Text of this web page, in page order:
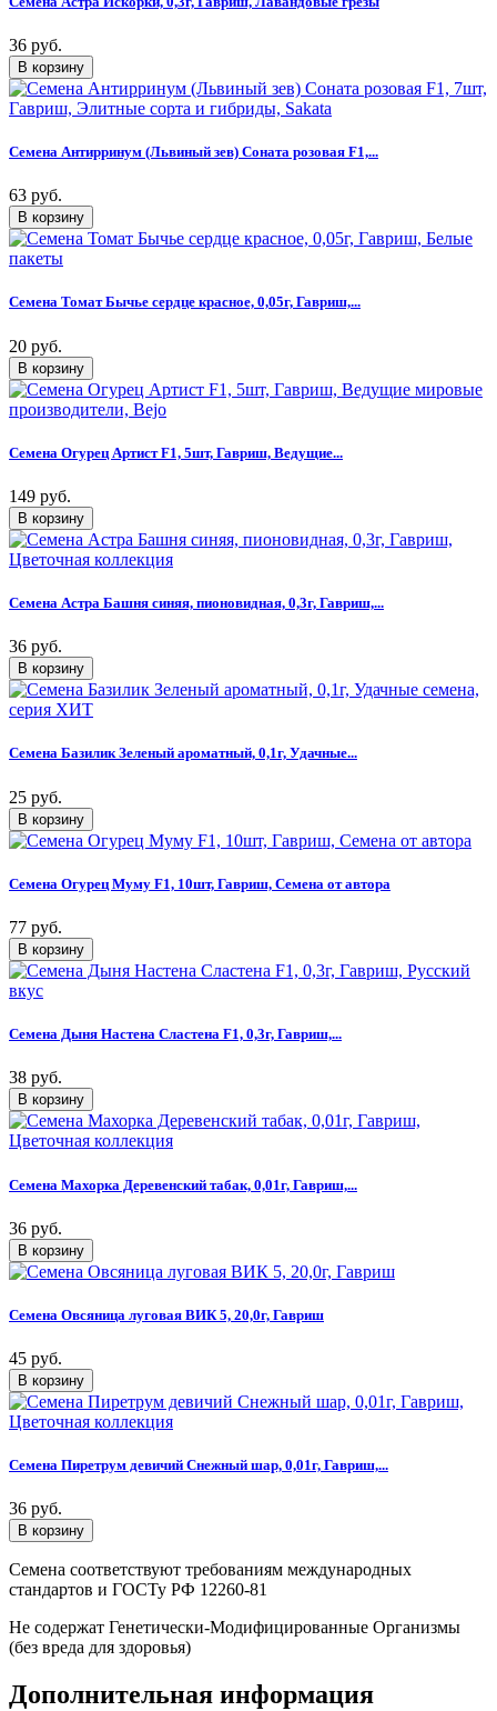
36 руб.
Семена Антирринум (Львиный зев) Соната розовая F1,...
63 руб.
Семена Томат Бычье сердце красное, 0,05г, Гавриш,...
20 руб.
Семена Огурец Артист F1, 5шт, Гавриш, Ведущие...
149 руб.
Семена Астра Башня синяя, пионовидная, 0,3г, Гавриш,...
36 руб.
Семена Базилик Зеленый ароматный, 0,1г, Удачные...
25 руб.
Семена Огурец Муму F1, 10шт, Гавриш, Семена от автора
77 руб.
Семена Дыня Настена Сластена F1, 0,3г, Гавриш,...
38 руб.
Семена Махорка Деревенский табак, 0,01г, Гавриш,...
36 руб.
Семена Овсяница луговая ВИК 5, 20,0г, Гавриш
45 руб.
Семена Пиретрум девичий Снежный шар, 0,01г, Гавриш,...
36 руб.
Семена соответствуют требованиям международных
стандартов и ГОСТу РФ 12260-81
Не содержат Генетически-Модифицированные Организмы
(без вреда для здоровья)
Дополнительная информация